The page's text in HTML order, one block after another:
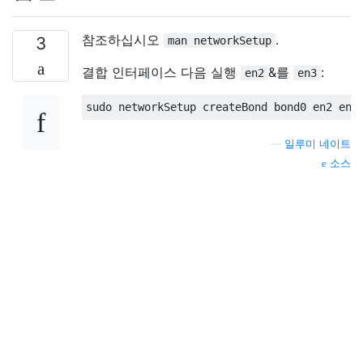
3 참조하십시오 man networkSetup .
결합 인터페이스 다음 실행
en2 &를 en3 :
sudo networkSetup createBond bond0 en2 en3
일루미 네이트
소스